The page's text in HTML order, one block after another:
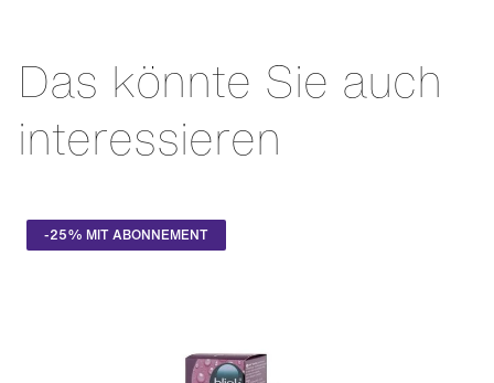
Das könnte Sie auch
interessieren
-25% MIT ABONNEMENT